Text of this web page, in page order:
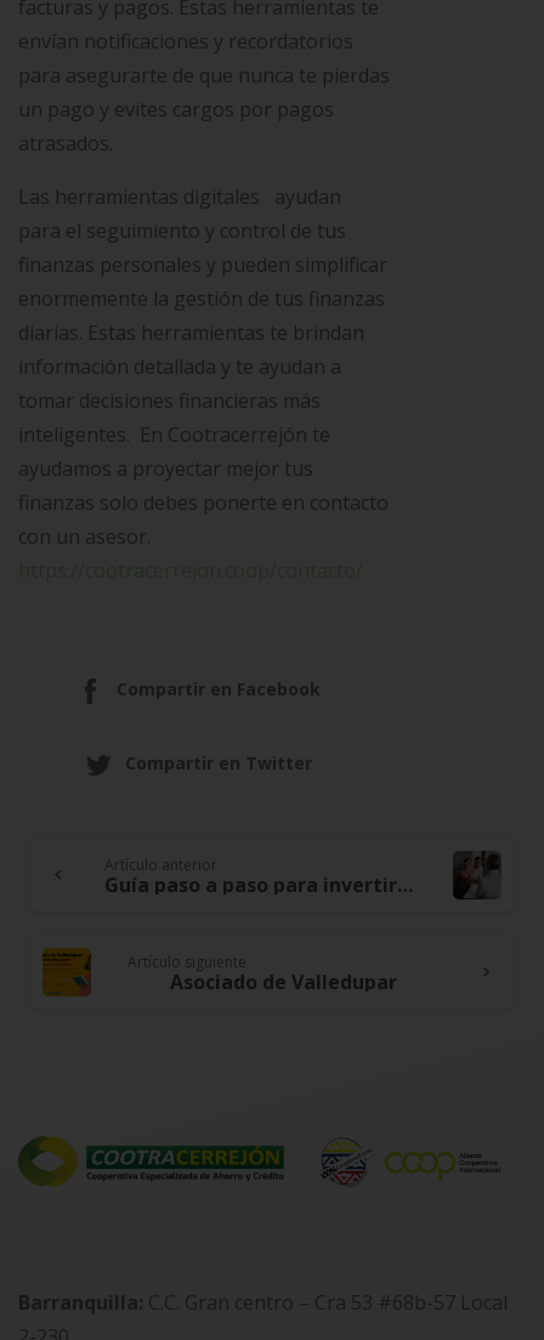
facturas y pagos. Estas herramientas te
envían notificaciones y recordatorios
para asegurarte de que nunca te pierdas
un pago y evites cargos por pagos
atrasados.
Las herramientas digitales ayudan
para el seguimiento y control de tus
finanzas personales y pueden simplificar
enormemente la gestión de tus finanzas
diarias. Estas herramientas te brindan
información detallada y te ayudan a
tomar decisiones financieras más
inteligentes. En Cootracerrejón te
ayudamos a proyectar mejor tus
finanzas solo debes ponerte en contacto
con un asesor.
Compartir en Facebook
Compartir en Twitter
Continue
Reading
Artículo anterior
Guía paso a paso para invertir en Certificados de Depósito de Ahorro a Término fijo (CDAT)
Artículo siguiente
Asociado de Valledupar
Barranquilla: C.C. Gran centro – Cra 53 #68b-57 Local